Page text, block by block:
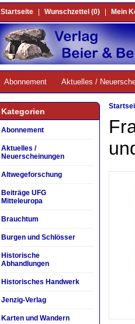
Startseite Wunschzettel (0) Mein
Abonnement Aktuelles /
Kategorien
Abonnement
Aktuelles /
Neuerscheinungen
Altwegeforschung
Beiträge UFG
Mitteleuropa
Brauchtum
Burgen und Schlösser
Historische
Abhandlungen
Historisches Handwerk
Jenzig-Verlag
Karten und Wandern